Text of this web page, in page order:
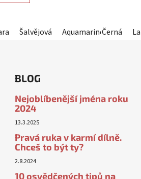
Kameninová (tmavě šedá) Světle
Šalvějová AquamarineČerná
BLOG
Nejoblíbenější jména roku
2024
13.3.2025
Pravá ruka v karmí dílně.
Chceš to být ty?
2.8.2024
10 osvědčených tipů na